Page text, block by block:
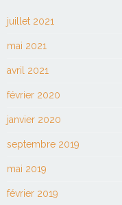
juillet 2021
mai 2021
avril 2021
février 2020
janvier 2020
septembre 2019
mai 2019
février 2019